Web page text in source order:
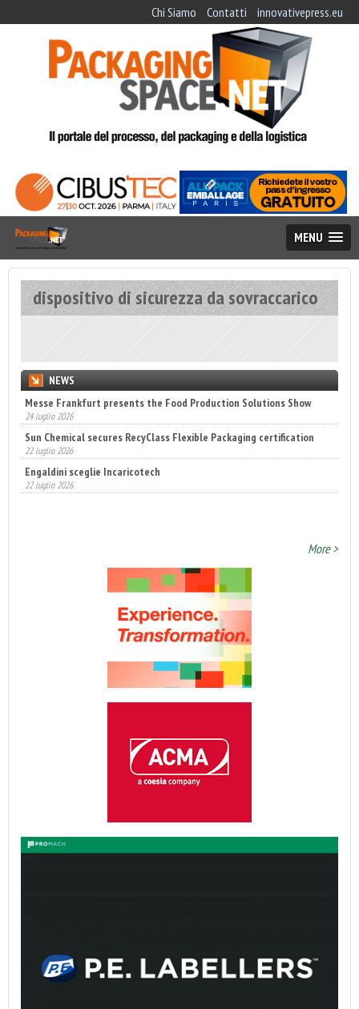
Chi Siamo Contatti innovativepress.eu
MENU
dispositivo di sicurezza da sovraccarico
NEWS
Messe Frankfurt presents the Food Production Solutions Show
24 luglio 2026
Sun Chemical secures RecyClass Flexible Packaging certification
22 luglio 2026
Engaldini sceglie Incaricotech
22 luglio 2026
Annunciati i finalisti dei Diamonds Awards 2026 di FTA Europe
14 luglio 2026
More >